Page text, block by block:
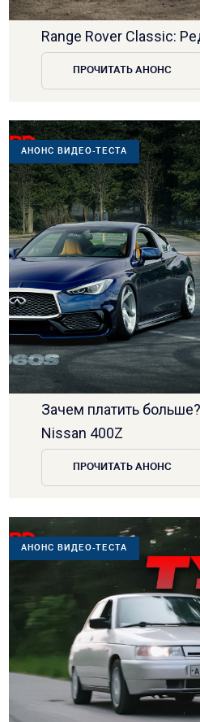
Range Rover Classic:
ПРОЧИТАТЬ АНОНС
АНОНС ВИДЕО-ТЕСТА
Зачем платить
Nissan 400Z
ПРОЧИТАТЬ АНОНС
АНОНС ВИДЕО-ТЕСТА